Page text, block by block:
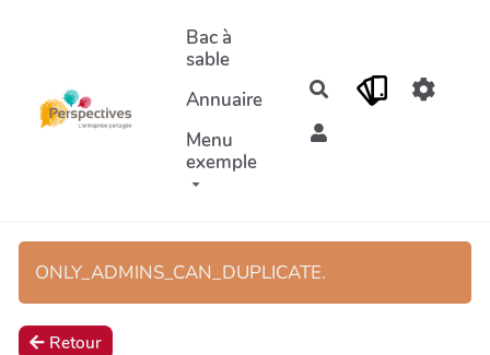
Aller au contenu principal
Bac à
sable
Annuaire
Menu
exemple
Rechercher
ONLY_ADMINS_CAN_DUPLICATE.
Retour